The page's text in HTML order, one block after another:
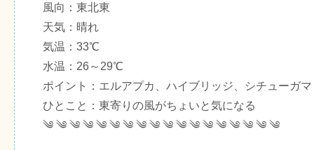
風向：東北東
天気：晴れ
気温：33℃
水温：26～29℃
ポイント：エルアプカ、ハイブリッジ、シチューガマ
ひとこと：東寄りの風がちょいと気になる
༄ ༄ ༄ ༄ ༄ ༄ ༄ ༄ ༄ ༄ ༄ ༄ ༄ ༄ ༄ ༄ ༄ ༄